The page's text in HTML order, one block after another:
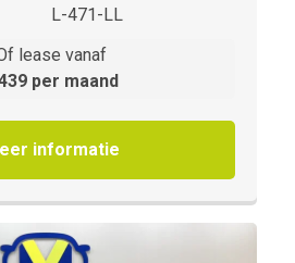
L-471-LL
lease vanaf
per maand
informatie